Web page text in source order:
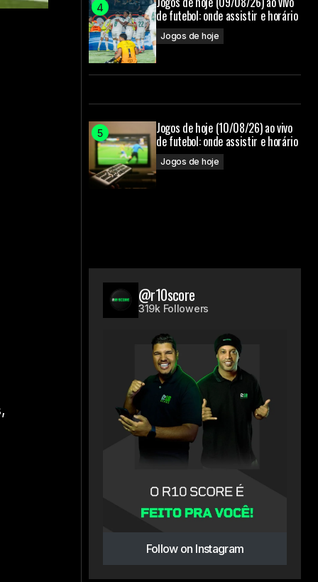
de futebol: onde assistir e horário
Jogos de hoje
Jogos de hoje (10/08/26) ao vivo
de futebol: onde assistir e horário
Jogos de hoje
@r10score
319k Followers
Follow on Instagram